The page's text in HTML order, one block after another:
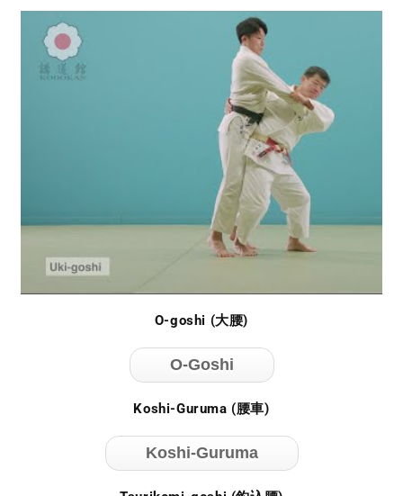
O-goshi (大腰)
O-Goshi
Koshi-Guruma (腰車)
Koshi-Guruma